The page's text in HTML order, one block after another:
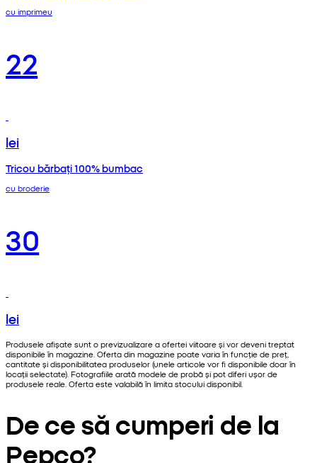
cu imprimeu
22
lei
Tricou bărbați 100% bumbac
cu broderie
30
lei
Produsele afișate sunt o previzualizare a ofertei viitoare și vor deveni treptat
disponibile în magazine. Oferta din magazine poate varia în funcție de preț,
cantitate și disponibilitatea produselor (unele articole vor fi disponibile doar în
locații selectate). Fotografiile arată modele de probă și pot diferi ușor de
produsele reale. Oferta este valabilă în limita stocului disponibil.
De ce să cumperi de la
Pepco?